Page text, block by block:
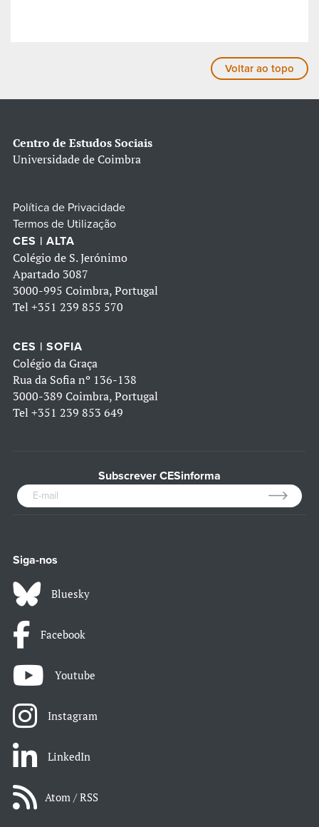
Voltar ao topo
Centro de Estudos Sociais
Universidade de Coimbra
Política de Privacidade
Termos de Utilização
CES | ALTA
Colégio de S. Jerónimo
Apartado 3087
3000-995 Coimbra, Portugal
Tel +351 239 855 570
CES | SOFIA
Colégio da Graça
Rua da Sofia nº 136-138
3000-389 Coimbra, Portugal
Tel +351 239 853 649
Subscrever CESinforma
Siga-nos
Bluesky
Facebook
Youtube
Instagram
LinkedIn
Atom / RSS